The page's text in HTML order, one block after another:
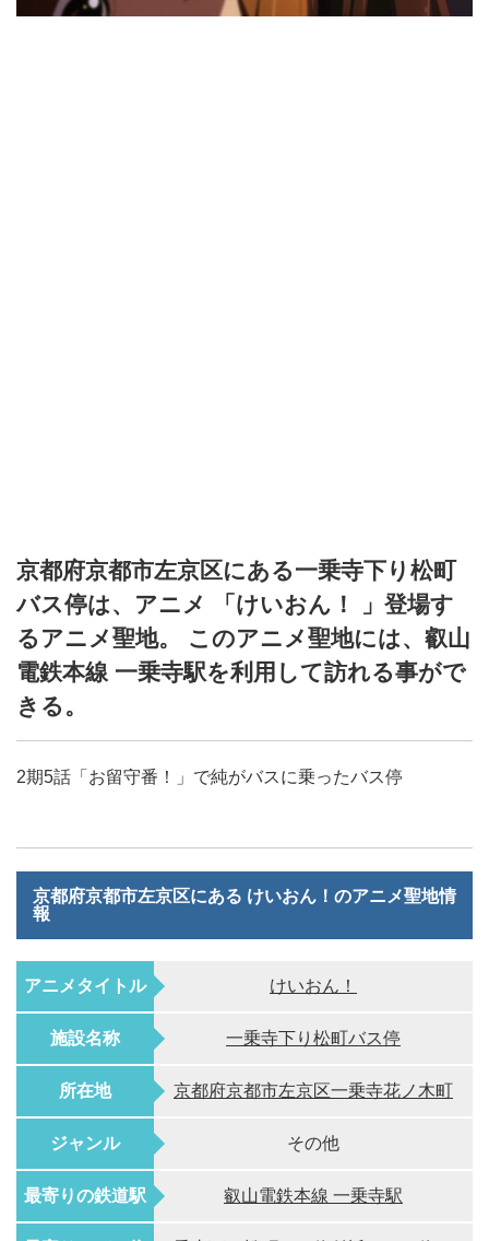
京都府京都市左京区にある一乗寺下り松町
バス停は、アニメ 「けいおん！ 」登場す
るアニメ聖地。 このアニメ聖地には、叡山
電鉄本線 一乗寺駅を利用して訪れる事がで
きる。
2期5話「お留守番！」で純がバスに乗ったバス停
京都府京都市左京区にある けいおん！のアニメ聖地情
報
アニメタイトル けいおん！
施設名称 一乗寺下り松町バス停
所在地 京都府京都市左京区一乗寺花ノ木町
ジャンル その他
最寄りの鉄道駅 叡山電鉄本線 一乗寺駅